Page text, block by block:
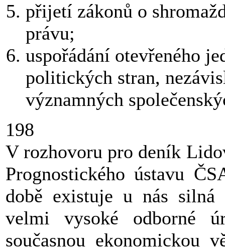
přijetí zákonů o
právu;
uspořádání otevřeného
politických stran,
významných
198
V rozhovoru pro deník
Prognostického ústavu
době existuje u nás
velmi vysoké odborné
současnou ekonomickou